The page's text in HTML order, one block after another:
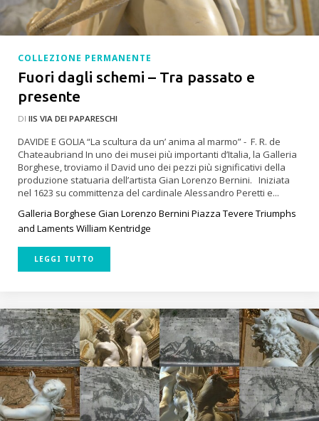
COLLEZIONE PERMANENTE
Fuori dagli schemi – Tra passato e
presente
DI IIS VIA DEI PAPARESCHI
DAVIDE E GOLIA “La scultura da un’ anima al marmo” - F. R. de
Chateaubriand In uno dei musei più importanti d’Italia, la Galleria
Borghese, troviamo il David uno dei pezzi più significativi della
produzione statuaria dell’artista Gian Lorenzo Bernini. Iniziata
nel 1623 su committenza del cardinale Alessandro Peretti e...
Galleria Borghese Gian Lorenzo Bernini Piazza Tevere Triumphs
and Laments William Kentridge
LEGGI TUTTO